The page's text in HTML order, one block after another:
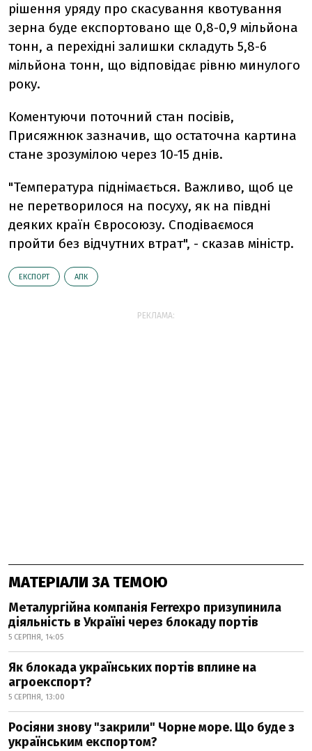
рішення уряду про скасування квотування
зерна буде експортовано ще 0,8-0,9 мільйона
тонн, а перехідні залишки складуть 5,8-6
мільйона тонн, що відповідає рівню минулого
року.
Коментуючи поточний стан посівів,
Присяжнюк зазначив, що остаточна картина
стане зрозумілою через 10-15 днів.
"Температура піднімається. Важливо, щоб це
не перетворилося на посуху, як на півдні
деяких країн Євросоюзу. Сподіваємося
пройти без відчутних втрат", - сказав міністр.
ЕКСПОРТ АПК
РЕКЛАМА:
МАТЕРІАЛИ ЗА ТЕМОЮ
Металургійна компанія Ferrexpo призупинила
діяльність в Україні через блокаду портів
5 СЕРПНЯ, 14:05
Як блокада українських портів вплине на
агроекспорт?
5 СЕРПНЯ, 13:00
Росіяни знову "закрили" Чорне море. Що буде з
українським експортом?